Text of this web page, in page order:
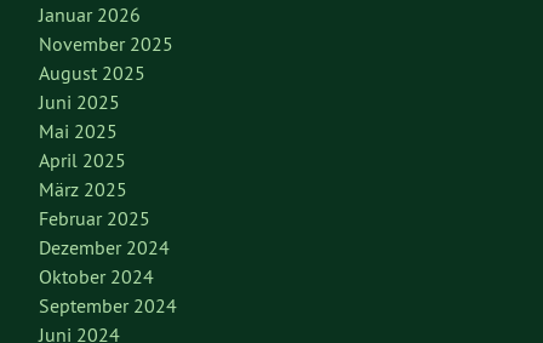
Januar 2026
November 2025
August 2025
Juni 2025
Mai 2025
April 2025
März 2025
Februar 2025
Dezember 2024
Oktober 2024
September 2024
Juni 2024